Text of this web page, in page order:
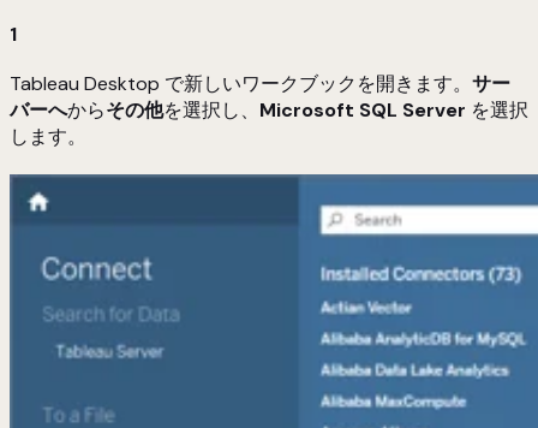
1
Tableau Desktop で新しいワークブックを開きます。 サー
バーへからその他を選択し、 Microsoft SQL Server を選択
します。